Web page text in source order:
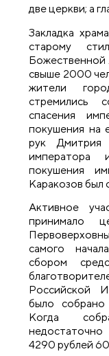
две церкви; а
Закладка
старому
Божественной
свыше 2000
жители
стремились
спасения
покушения на
рук Дмитрия
императора
покушения
Каракозов был
Активное
принимало
самого
сбором
Российской
было
Когда
4290 рублей